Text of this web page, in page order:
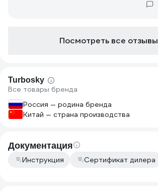
Посмотреть все отзывы
Turbosky
Все товары бренда
Россия — родина бренда
Китай — страна производства
Документация
Инструкция Сертификат дилера